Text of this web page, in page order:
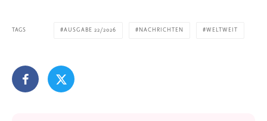
TAGS AUSGABE 22/2026 NACHRICHTEN WELTWEIT